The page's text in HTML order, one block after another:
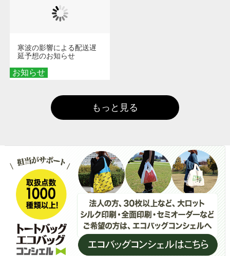
お知らせ
寒波の影響による配送遅
延予想のお知らせ
もっと見る